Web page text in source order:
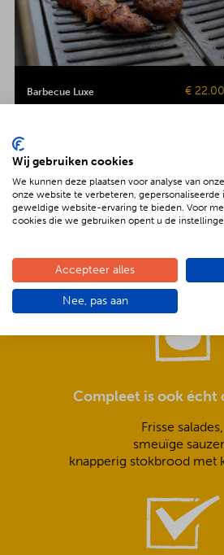
Barbecue Luxe €
De voordelen van
Compleet is ook écht
Frisse salades,
smeuïge
knapperig stokbrood met
Wij gebruiken cookies
We kunnen deze plaatsen voor analyse van
onze website te verbeteren,
geweldige website-ervaring te bieden. Voor
cookies die we gebruiken opent u de
Accepteer alles
Nee, pas aan